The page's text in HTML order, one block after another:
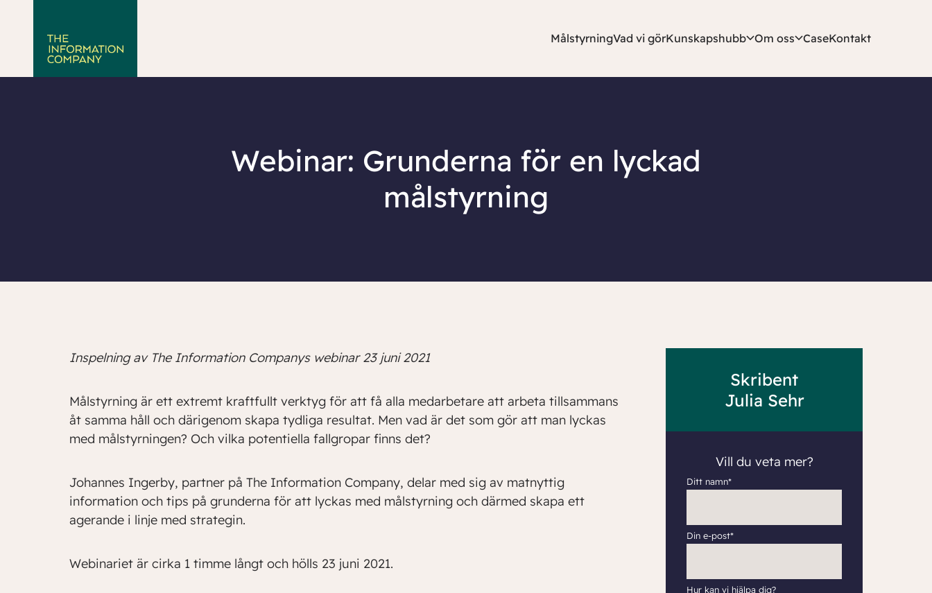
MålstyrningVad vi görKunskapshubb Om oss CaseKontakt
Webinar: Grunderna för en lyckad
målstyrning
Inspelning av The Information Companys webinar 23 juni 2021
Målstyrning är ett extremt kraftfullt verktyg för att få alla medarbetare att arbeta tillsammans
åt samma håll och därigenom skapa tydliga resultat. Men vad är det som gör att man lyckas
med målstyrningen? Och vilka potentiella fallgropar finns det?
Johannes Ingerby, partner på The Information Company, delar med sig av matnyttig
information och tips på grunderna för att lyckas med målstyrning och därmed skapa ett
agerande i linje med strategin.
Webinariet är cirka 1 timme långt och hölls 23 juni 2021.
Skribent
Julia Sehr
Vill du veta mer?
Ditt namn*
Din e-post*
Hur kan vi hjälpa dig?